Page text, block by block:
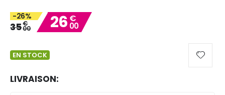
images
gallery
-26%
35€
00 26 €
00
EN STOCK
LIVRAISON: